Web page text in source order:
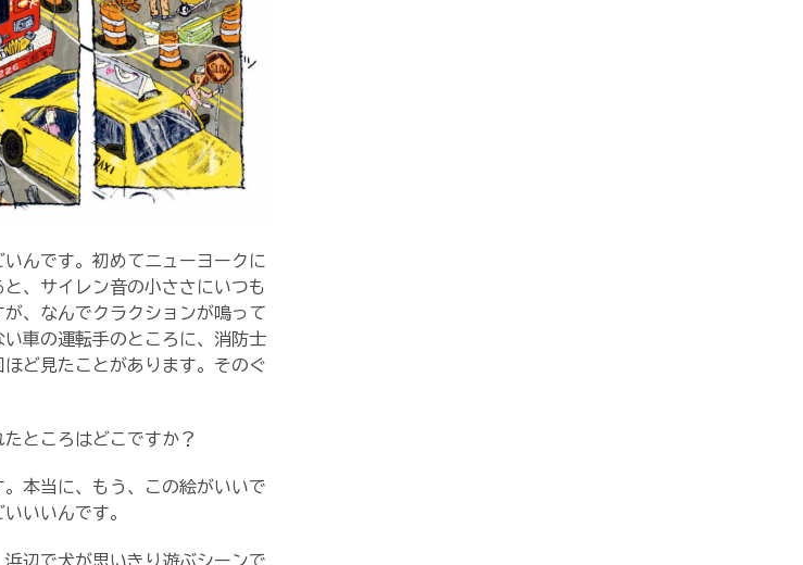
んです。初めてニューヨークに
、サイレン音の小ささにいつも
、なんでクラクションが鳴って
車の運転手のところに、消防士
ど見たことがあります。そのぐ
ところはどこですか？
本当に、もう、この絵がいいで
いいんです。
辺で犬が思いきり遊ぶシーンで